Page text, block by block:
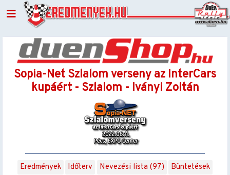
Sopia-Net Szlalom verseny az InterCars
kupáért - Szlalom - Iványi Zoltán
Eredmények Időterv Nevezési lista (97)
Büntetések